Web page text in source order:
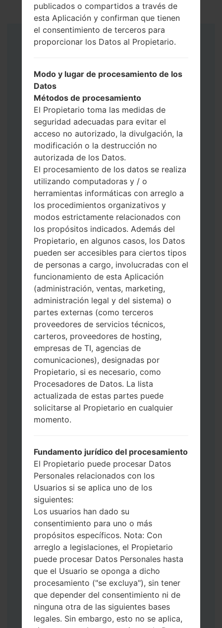
Instrucciones
Descargue a su PC: la última versión de
Odin 3.
A continuación, extraiga el archivo de
firmware.
Debe obtener 1 (si es archivo 1, elíjalo aquí)
o 5 (si es archivo 5, selecciónelo aquí):
AP: "Sistema y Recuperación"
CP: "Módem y Radio"
CSC _ ***: "País y región y operador"
HOME_CSC _ ***: "País y regióny
operador"
Agregue todos los archivos a Odin 3.
Si desea hacer clean flash, use CSC _ *** o
use HOME_CSC _ *** para mantener sus
datos y aplicaciones.
Ahora apague su teléfono y entre al Modo
de Descarga. Cómo hacer todos los
métodos:
Presione y mantenga presionados la
Presione y mantenga presionadas las
teclas de Subir y de Bajar volumen y
luego conecte un cable USB.
Presione y mantenga presionados la
tecla de Encendido, el botón de Bajar
volumen y la tecla de Inicio.
Conecte un cable USB, luego
mantenga presionados el botón de Bixby
y la tecla de Bajar volumen.
Presione y mantenga presionados la
tecla de Encendido y el botón de Subir
volumen.
Luego, conecte su dispositivo a PC, Odin
debería detectar su teléfono y el número
de puerto COM aparecerá en la pantalla.
publicados o compartidos a través de
esta Aplicación y confirman que tienen
el consentimiento de terceros para
proporcionar los Datos al Propietario.
Modo y lugar de procesamiento de los
Datos
Métodos de procesamiento
El Propietario toma las medidas de
seguridad adecuadas para evitar el
acceso no autorizado, la divulgación, la
modificación o la destrucción no
autorizada de los Datos.
El procesamiento de los datos se realiza
utilizando computadoras y / o
herramientas informáticas con arreglo a
los procedimientos organizativos y
modos estrictamente relacionados con
los propósitos indicados. Además del
Propietario, en algunos casos, los Datos
pueden ser accesibles para ciertos tipos
de personas a cargo, involucradas con el
funcionamiento de esta Aplicación
(administración, ventas, marketing,
administración legal y del sistema) o
partes externas (como terceros
proveedores de servicios técnicos,
carteros, proveedores de hosting,
empresas de TI, agencias de
comunicaciones), designadas por
Propietario, si es necesario, como
Procesadores de Datos. La lista
actualizada de estas partes puede
solicitarse al Propietario en cualquier
momento.
Fundamento jurídico del procesamiento
El Propietario puede procesar Datos
Personales relacionados con los
Usuarios si se aplica uno de los
siguientes:
Los usuarios han dado su
consentimiento para uno o más
propósitos específicos. Nota: Con
arreglo a legislaciones, el Propietario
puede procesar Datos Personales hasta
que el Usuario se oponga a dicho
procesamiento ("se excluya"), sin tener
que depender del consentimiento ni de
ninguna otra de las siguientes bases
legales. Sin embargo, esto no se aplica,